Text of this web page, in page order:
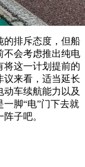
的排斥态度，但船
不会考虑推出纯电
将这一计划提前的
议来看，适当延长
车续航能力以及
脚“电”门下去就
子吧。